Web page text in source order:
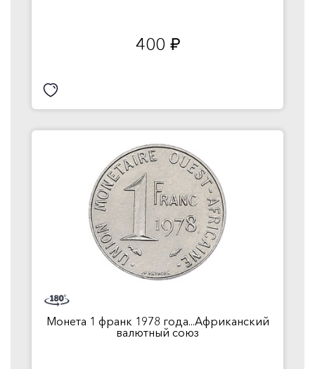
400 руб.
Монета 1 франк 1978 года...Африканский
валютный союз